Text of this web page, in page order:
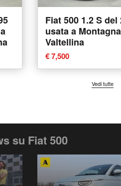
Fiat 500 1.2 S del
usata a
Valtellina
€ 7,500
Vedi tutte
su Fiat 500